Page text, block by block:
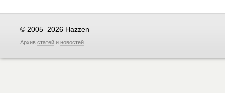
© 2005–2026 Hazzen
Архив статей и новостей